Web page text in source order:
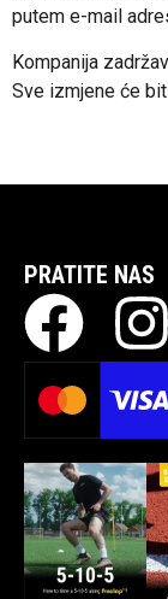
putem e-mail
Kompanija
Sve izmjene će
PRATITE NAS